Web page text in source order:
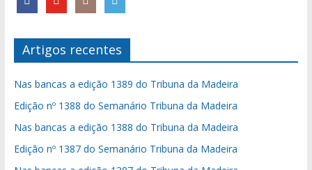
Artigos recentes
Nas bancas a edição 1389 do Tribuna da Madeira
Edição nº 1388 do Semanário Tribuna da Madeira
Nas bancas a edição 1388 do Tribuna da Madeira
Edição nº 1387 do Semanário Tribuna da Madeira